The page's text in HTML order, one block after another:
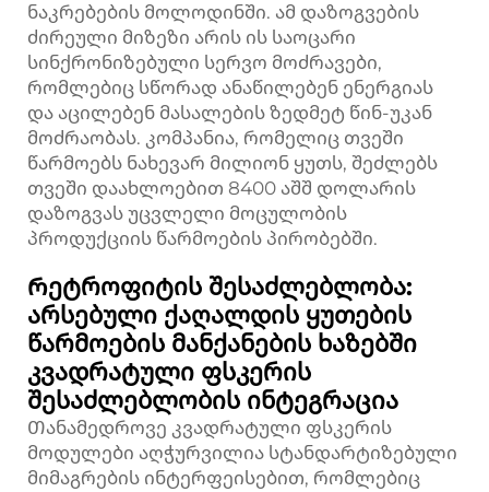
ნაკრებების მოლოდინში. ამ დაზოგვების
ძირეული მიზეზი არის ის საოცარი
სინქრონიზებული სერვო მოძრავები,
რომლებიც სწორად ანაწილებენ ენერგიას
და აცილებენ მასალების ზედმეტ წინ-უკან
მოძრაობას. კომპანია, რომელიც თვეში
წარმოებს ნახევარ მილიონ ყუთს, შეძლებს
თვეში დაახლოებით 8400 აშშ დოლარის
დაზოგვას უცვლელი მოცულობის
პროდუქციის წარმოების პირობებში.
Რეტროფიტის შესაძლებლობა:
არსებული ქაღალდის ყუთების
წარმოების მანქანების ხაზებში
კვადრატული ფსკერის
შესაძლებლობის ინტეგრაცია
Თანამედროვე კვადრატული ფსკერის
მოდულები აღჭურვილია სტანდარტიზებული
მიმაგრების ინტერფეისებით, რომლებიც